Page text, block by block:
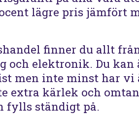
lägre pris jämfört
finner du allt
och elektronik. Du kan
men inte minst har
extra kärlek och
fylls ständigt på.